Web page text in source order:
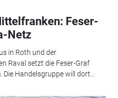
Feser-
Netz
in Roth und der
Raval setzt die Feser-Graf
Handelsgruppe will dort...